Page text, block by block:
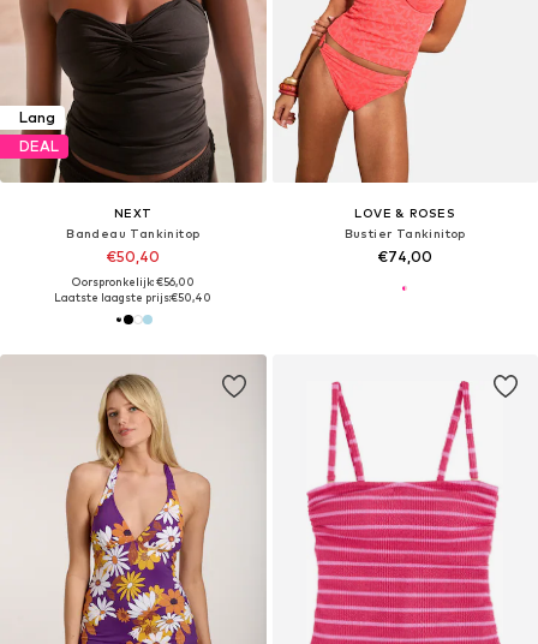
Lang
DEAL
NEXT
Bandeau Tankinitop
€50,40
Oorspronkelijk: €56,00
Laatste laagste prijs:€50,40
LOVE & ROSES
Bustier Tankinitop
€74,00